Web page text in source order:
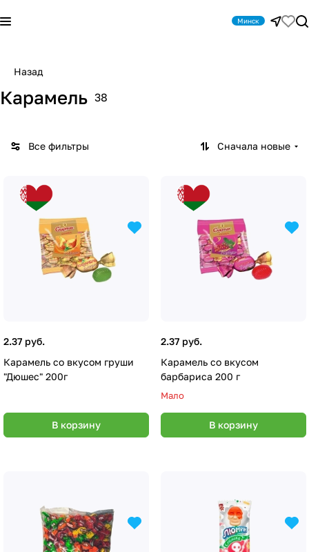
Минск
Назад
Карамель 38
Все фильтры Сначала новые
2.37 руб.
Карамель со вкусом груши
"Дюшес" 200г
В корзину
2.37 руб.
Карамель со вкусом
барбариса 200 г
Мало
В корзину